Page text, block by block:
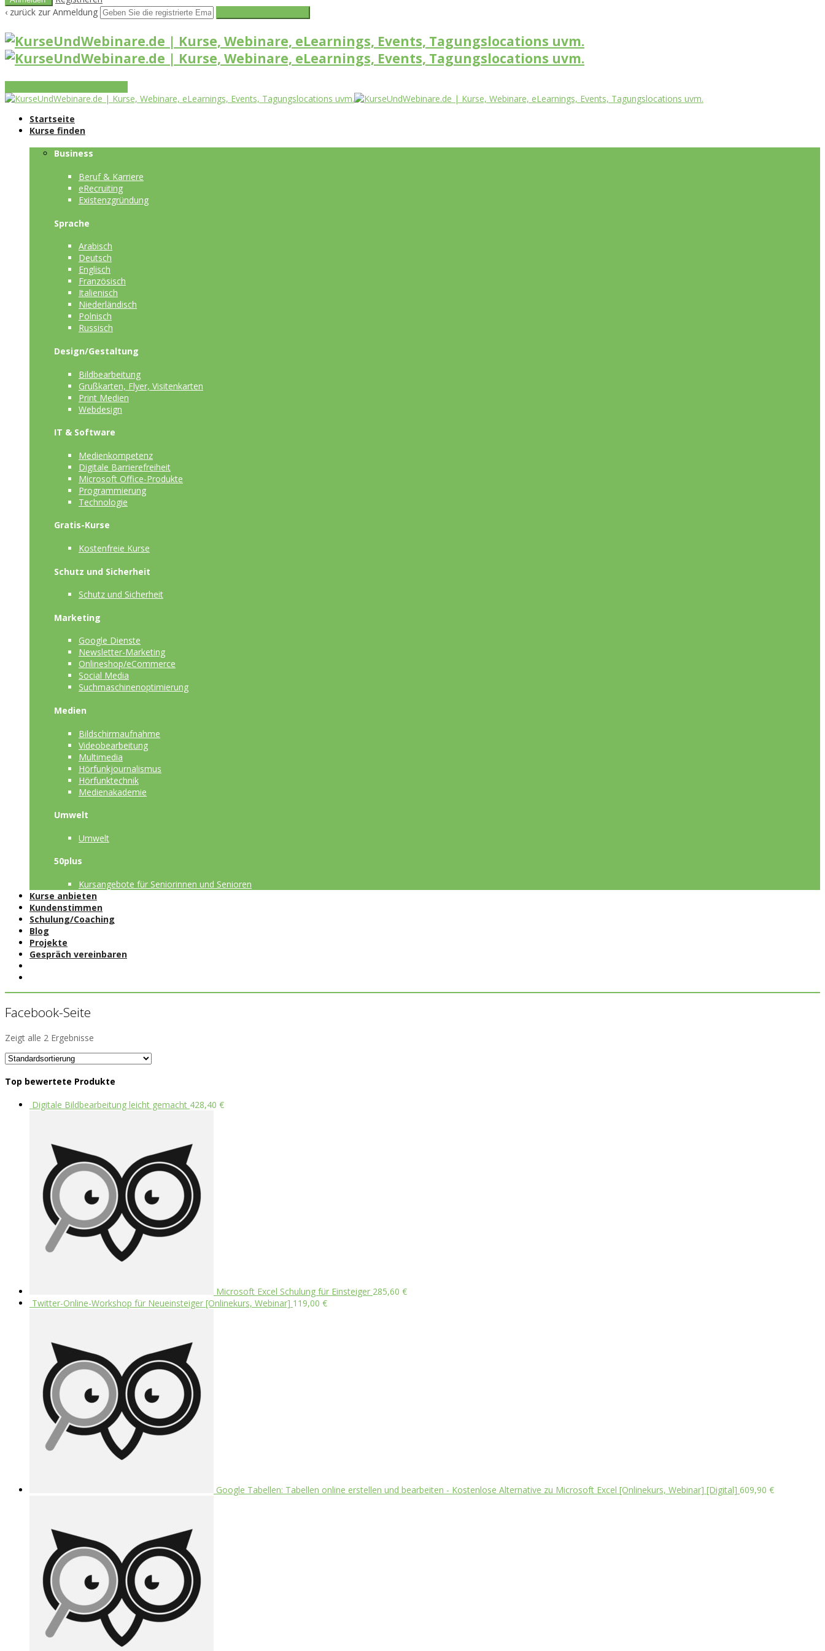
‹ zurück zur Anmeldung
Startseite
Kurse finden
Business
Beruf & Karriere
eRecruiting
Existenzgründung
Sprache
Arabisch
Deutsch
Englisch
Französisch
Italienisch
Niederländisch
Polnisch
Russisch
Design/Gestaltung
Bildbearbeitung
Grußkarten, Flyer, Visitenkarten
Print Medien
Webdesign
IT & Software
Medienkompetenz
Digitale Barrierefreiheit
Microsoft Office-Produkte
Programmierung
Technologie
Gratis-Kurse
Kostenfreie Kurse
Schutz und Sicherheit
Schutz und Sicherheit
Marketing
Google Dienste
Newsletter-Marketing
Onlineshop/eCommerce
Social Media
Suchmaschinenoptimierung
Medien
Bildschirmaufnahme
Videobearbeitung
Multimedia
Hörfunkjournalismus
Hörfunktechnik
Medienakademie
Umwelt
Umwelt
50plus
Kursangebote für Seniorinnen und Senioren
Kurse anbieten
Kundenstimmen
Schulung/Coaching
Blog
Projekte
Gespräch vereinbaren
Facebook-Seite
Zeigt alle 2 Ergebnisse
Top bewertete Produkte
Digitale Bildbearbeitung leicht gemacht 428,40 €
Microsoft Excel Schulung für Einsteiger 285,60 €
Twitter-Online-Workshop für Neueinsteiger [Onlinekurs, Webinar] 119,00 €
Google Tabellen: Tabellen online erstellen und bearbeiten - Kostenlose Alternative zu Microsoft Excel [Onlinekurs, Webinar] [Digital] 609,90 €